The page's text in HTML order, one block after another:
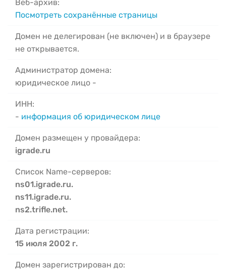
Веб-архив:
Посмотреть сохранённые страницы
Домен не делегирован (не включен) и в браузере
не открывается.
Администратор домена:
юридическое лицо -
ИНН:
- информация об юридическом лице
Домен размещен у провайдера:
igrade.ru
Список Name-серверов:
ns01.igrade.ru.
ns11.igrade.ru.
ns2.trifle.net.
Дата регистрации:
15 июля 2002 г.
Домен зарегистрирован до: